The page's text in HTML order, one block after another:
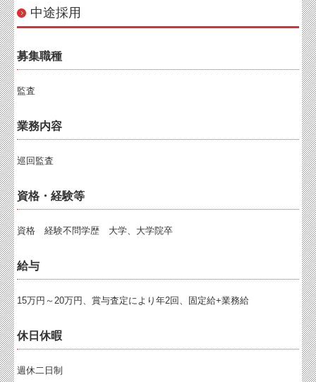
中途採用
募集職種
監査
業務内容
巡回監査
資格・経験等
資格 経験不問学歴 大学、大学院卒
給与
15万円～20万円、賞与査定により年2回、固定給+業務給
休日休暇
週休二日制